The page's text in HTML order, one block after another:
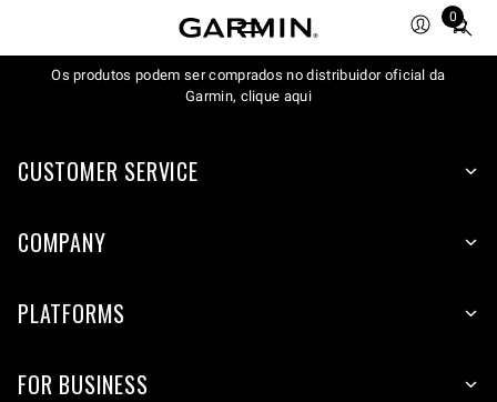
0
Total
items
in
Os produtos podem ser comprados no distribuidor oficial da
Garmin, clique aqui
CUSTOMER SERVICE
COMPANY
PLATFORMS
FOR BUSINESS